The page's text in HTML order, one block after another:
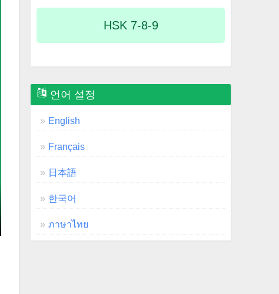
HSK 7-8-9
언어 설정
English
Français
日本語
한국어
ภาษาไทย